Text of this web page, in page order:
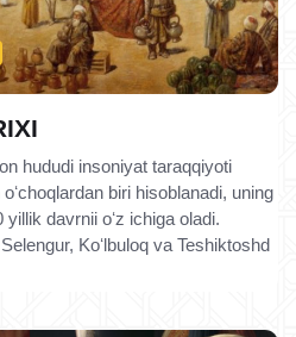
hududi insoniyat taraqqiyoti
biri hisoblanadi, uning
davrnii oʻz ichiga oladi.
Koʻlbuloq va Teshiktoshd